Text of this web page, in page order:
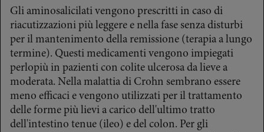
Gli aminosalicilati vengono prescritti in caso di
riacutizzazioni più leggere e nella fase senza disturbi
per il mantenimento della remissione (terapia a lungo
termine). Questi medicamenti vengono impiegati
perlopiù in pazienti con colite ulcerosa da lieve a
moderata. Nella malattia di Crohn sembrano essere
meno efficaci e vengono utilizzati per il trattamento
delle forme più lievi a carico dell'ultimo tratto
dell'intestino tenue (ileo) e del colon. Per gli